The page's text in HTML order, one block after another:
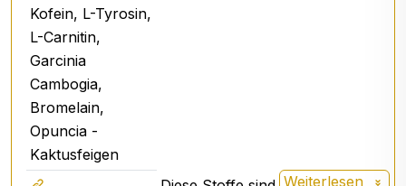
Kofein, L-Tyrosin,
L-Carnitin,
Garcinia
Cambogia,
Bromelain,
Opuncia -
Kaktusfeigen
Weiterlesen